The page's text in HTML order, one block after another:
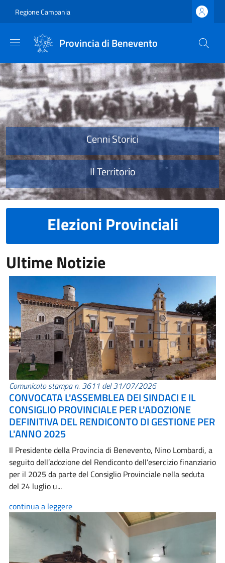
Regione Campania
Provincia di Benevento
Provincia di Benevento
Cenni Storici
Il Territorio
Elezioni Provinciali
Ultime Notizie
Comunicato stampa n. 3611 del 31/07/2026
CONVOCATA L'ASSEMBLEA DEI SINDACI E IL
CONSIGLIO PROVINCIALE PER L'ADOZIONE
DEFINITIVA DEL RENDICONTO DI GESTIONE PER
L'ANNO 2025
Il Presidente della Provincia di Benevento, Nino Lombardi, a
seguito dell’adozione del Rendiconto dell’esercizio finanziario
per il 2025 da parte del Consiglio Provinciale nella seduta
del 24 luglio u...
continua a leggere